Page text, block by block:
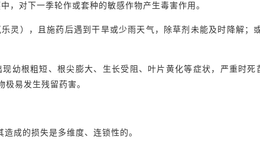
，对下一季轮作或套种的敏感作物产生毒害作用。
灵），且施药后遇到干旱或少雨天气，除草剂未能及时降解；
幼根粗短、根尖膨大、生长受阻、叶片黄化等症状，严重时死
易发生残留药害。
成的损失是多维度、连锁性的。